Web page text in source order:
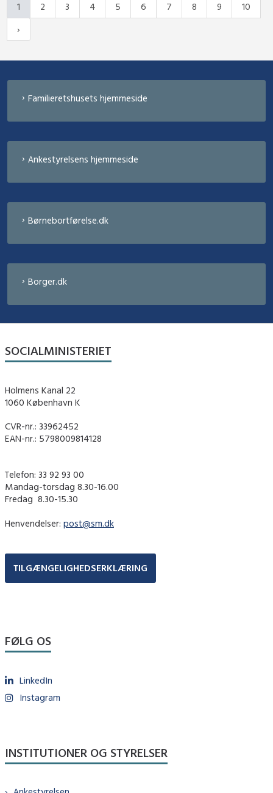
1 2 3 4 5 6 7 8 9 10
Familieretshusets hjemmeside
Ankestyrelsens hjemmeside
Børnebortførelse.dk
Borger.dk
SOCIALMINISTERIET
Holmens Kanal 22
1060 København K
CVR-nr.: 33962452
EAN-nr.: 5798009814128
Telefon: 33 92 93 00
Mandag-torsdag 8.30-16.00
Fredag ​ 8.30-15.30
Henvendelser: post@sm.dk
TILGÆNGELIGHEDSERKLÆRING
FØLG OS
LinkedIn
Instagram
INSTITUTIONER OG STYRELSER